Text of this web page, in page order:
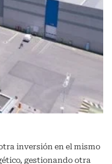
inversión en el mismo
gestionando otra